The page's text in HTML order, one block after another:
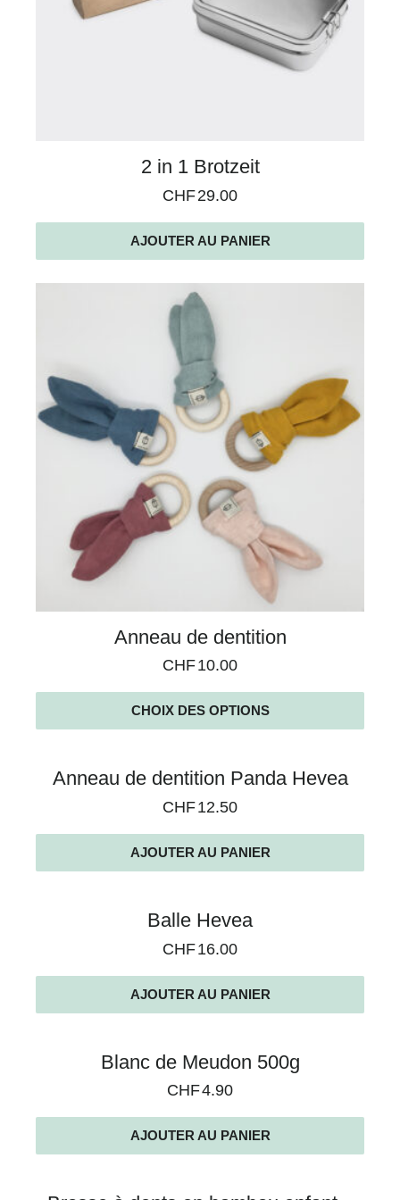
2 in 1 Brotzeit
CHF29.00
AJOUTER AU PANIER
Anneau de dentition
CHF10.00
CHOIX DES OPTIONS
Anneau de dentition Panda Hevea
CHF12.50
AJOUTER AU PANIER
Balle Hevea
CHF16.00
AJOUTER AU PANIER
Blanc de Meudon 500g
CHF4.90
AJOUTER AU PANIER